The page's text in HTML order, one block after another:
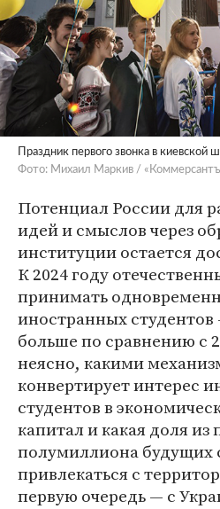
Праздник первого звонка в
Фото: Михаил Маркив /
Потенциал России для
идей и смыслов через
институции остается
К 2024 году
принимать
иностранных
больше по сравнению с
неясно, какими
конвертирует интерес
студентов в
капитал и какая доля из
полумиллиона будущих
привлекаться с
первую очередь — с